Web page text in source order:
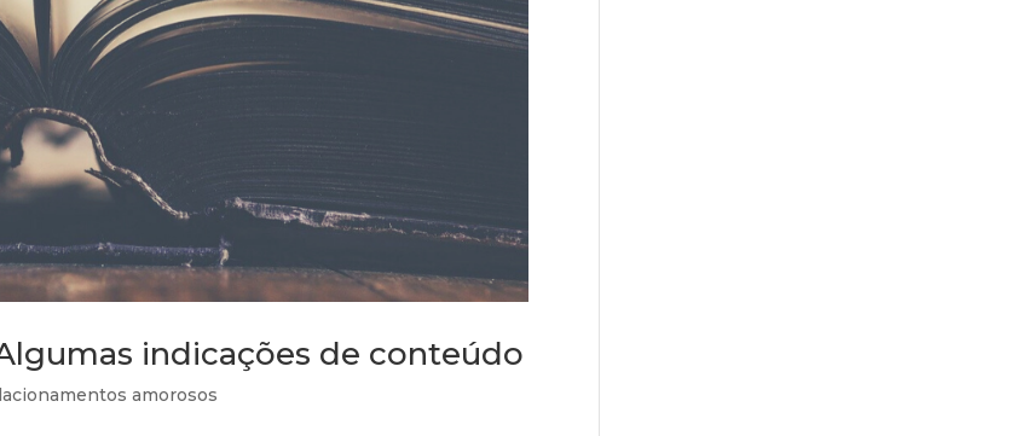
indicações de conteúdo
amorosos